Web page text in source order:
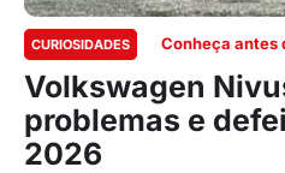
CURIOSIDADES Conheça antes
Volkswagen
problemas e
2026